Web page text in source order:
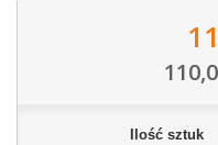
Ilość sztuk